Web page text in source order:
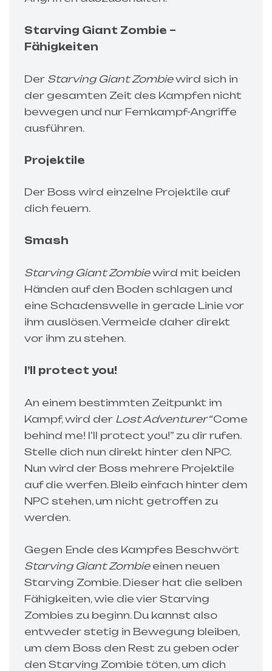
Starving Giant Zombie –
Fähigkeiten
Der Starving Giant Zombiewird sich in
der gesamten Zeit des Kampfen nicht
bewegen und nur Fernkampf-Angriffe
ausführen.
Projektile
Der Boss wird einzelne Projektile auf
dich feuern.
Smash
Starving Giant Zombiewird mit beiden
Händen auf den Boden schlagen und
eine Schadenswelle in gerade Linie vor
ihm auslösen. Vermeide daher direkt
vor ihm zu stehen.
I’ll protect you!
An einem bestimmten Zeitpunkt im
Kampf, wird der Lost Adventurer“Come
behind me! I’ll protect you!” zu dir rufen.
Stelle dich nun direkt hinter den NPC.
Nun wird der Boss mehrere Projektile
auf die werfen. Bleib einfach hinter dem
NPC stehen, um nicht getroffen zu
werden.
Gegen Ende des Kampfes Beschwört
Starving Giant Zombieeinen neuen
Starving Zombie. Dieser hat die selben
Fähigkeiten, wie die vier Starving
Zombies zu beginn. Du kannst also
entweder stetig in Bewegung bleiben,
um dem Boss den Rest zu geben oder
den Starving Zombie töten, um dich